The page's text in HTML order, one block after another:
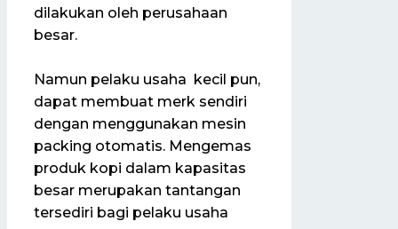
dilakukan oleh perusahaan
besar.
Namun pelaku usaha kecil pun,
dapat membuat merk sendiri
dengan menggunakan mesin
packing otomatis. Mengemas
produk kopi dalam kapasitas
besar merupakan tantangan
tersediri bagi pelaku usaha